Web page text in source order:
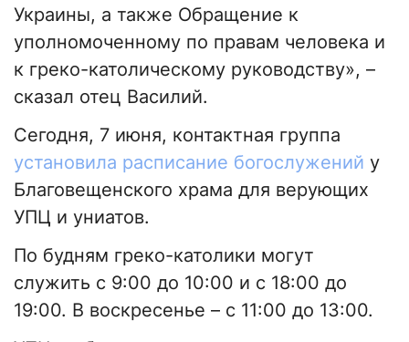
Украины, а также Обращение к
уполномоченному по правам человека и
к греко-католическому руководству», –
сказал отец Василий.
Сегодня, 7 июня, контактная группа
установила расписание богослужений у
Благовещенского храма для верующих
УПЦ и униатов.
По будням греко-католики могут
служить с 9:00 до 10:00 и с 18:00 до
19:00. В воскресенье – с 11:00 до 13:00.